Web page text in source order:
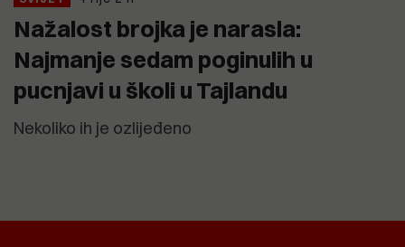
Nažalost brojka je narasla:
Najmanje sedam poginulih u
pucnjavi u školi u Tajlandu
Nekoliko ih je ozlijeđeno